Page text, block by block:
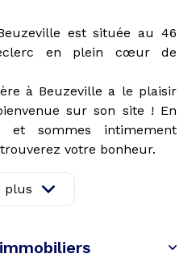
est située au 46
en plein cœur de
à Beuzeville a le plaisir
sur son site ! En
et sommes intimement
votre bonheur.
location d’un bien
part, un tournant dans
une grande source de
des plus agréables à
plus